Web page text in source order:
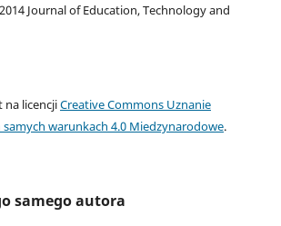
Journal of Education, Technology and
licencjiCreative Commons Uznanie
warunkach 4.0 Miedzynarodowe.
samego autora